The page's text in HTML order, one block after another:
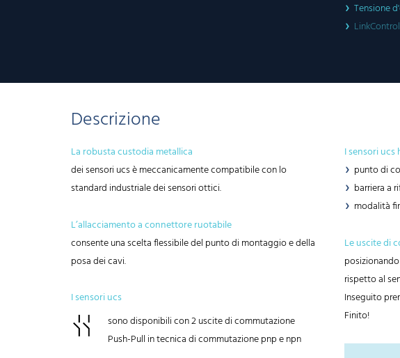
Tensione
LinkControl
Descrizione
La robusta custodia metallica
dei sensori ucs è meccanicamente compatibile con lo
standard industriale dei sensori ottici.
L’allacciamento a connettore ruotabile
consente una scelta flessibile del punto di montaggio e della
posa dei cavi.
I sensori ucs
sono disponibili con 2 uscite di commutazione
Push-Pull in tecnica di commutazione pnp e npn
I sensori
punto di
barriera a
modalità
Le uscite di
rispetto al
Inseguito
Finito!